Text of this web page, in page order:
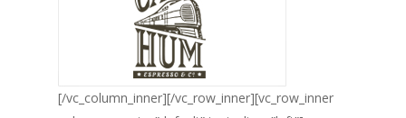
[/vc_column_inner][/vc_row_inner][vc_row_inner